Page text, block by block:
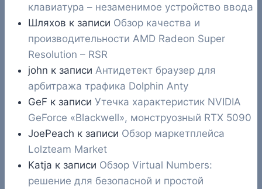
клавиатура – незаменимое устройство ввода
Шляхов к записи Обзор качества и
производительности AMD Radeon Super
Resolution – RSR
john к записи Антидетект браузер для
арбитража трафика Dolphin Anty
GeF к записи Утечка характеристик NVIDIA
GeForce «Blackwell», монструозный RTX 5090
JoePeach к записи Обзор маркетплейса
Lolzteam Market
Katja к записи Обзор Virtual Numbers:
решение для безопасной и простой